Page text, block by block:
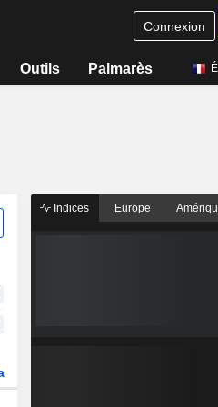
Connexion
Outils Palmarès
Indices Europe